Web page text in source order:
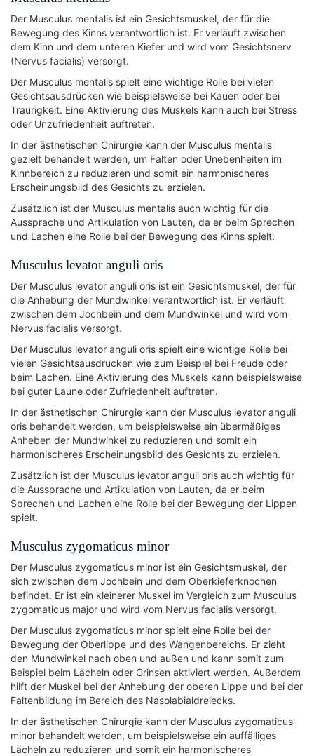
Der Musculus mentalis ist ein Gesichtsmuskel, der für die
Bewegung des Kinns verantwortlich ist. Er verläuft zwischen
dem Kinn und dem unteren Kiefer und wird vom Gesichtsnerv
(Nervus facialis) versorgt.
Der Musculus mentalis spielt eine wichtige Rolle bei vielen
Gesichtsausdrücken wie beispielsweise bei Kauen oder bei
Traurigkeit. Eine Aktivierung des Muskels kann auch bei Stress
oder Unzufriedenheit auftreten.
In der ästhetischen Chirurgie kann der Musculus mentalis
gezielt behandelt werden, um Falten oder Unebenheiten im
Kinnbereich zu reduzieren und somit ein harmonischeres
Erscheinungsbild des Gesichts zu erzielen.
Zusätzlich ist der Musculus mentalis auch wichtig für die
Aussprache und Artikulation von Lauten, da er beim Sprechen
und Lachen eine Rolle bei der Bewegung des Kinns spielt.
Musculus levator anguli oris
Der Musculus levator anguli oris ist ein Gesichtsmuskel, der für
die Anhebung der Mundwinkel verantwortlich ist. Er verläuft
zwischen dem Jochbein und dem Mundwinkel und wird vom
Nervus facialis versorgt.
Der Musculus levator anguli oris spielt eine wichtige Rolle bei
vielen Gesichtsausdrücken wie zum Beispiel bei Freude oder
beim Lachen. Eine Aktivierung des Muskels kann beispielsweise
bei guter Laune oder Zufriedenheit auftreten.
In der ästhetischen Chirurgie kann der Musculus levator anguli
oris behandelt werden, um beispielsweise ein übermäßiges
Anheben der Mundwinkel zu reduzieren und somit ein
harmonischeres Erscheinungsbild des Gesichts zu erzielen.
Zusätzlich ist der Musculus levator anguli oris auch wichtig für
die Aussprache und Artikulation von Lauten, da er beim
Sprechen und Lachen eine Rolle bei der Bewegung der Lippen
spielt.
Musculus zygomaticus minor
Der Musculus zygomaticus minor ist ein Gesichtsmuskel, der
sich zwischen dem Jochbein und dem Oberkieferknochen
befindet. Er ist ein kleinerer Muskel im Vergleich zum Musculus
zygomaticus major und wird vom Nervus facialis versorgt.
Der Musculus zygomaticus minor spielt eine Rolle bei der
Bewegung der Oberlippe und des Wangenbereichs. Er zieht
den Mundwinkel nach oben und außen und kann somit zum
Beispiel beim Lächeln oder Grinsen aktiviert werden. Außerdem
hilft der Muskel bei der Anhebung der oberen Lippe und bei der
Faltenbildung im Bereich des Nasolabialdreiecks.
In der ästhetischen Chirurgie kann der Musculus zygomaticus
minor behandelt werden, um beispielsweise ein auffälliges
Lächeln zu reduzieren und somit ein harmonischeres